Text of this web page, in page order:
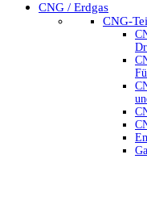
CNG / Erdgas
CNG-